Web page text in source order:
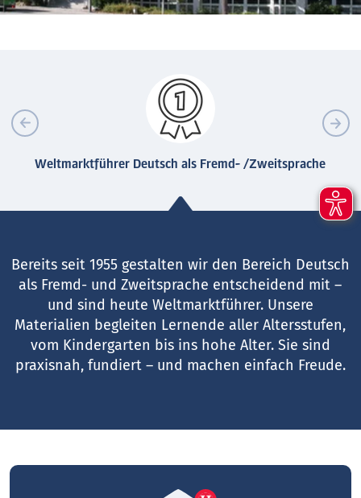
Weltmarktführer Deutsch als Fremd- /Zweitsprache
Bereits seit 1955 gestalten wir den Bereich Deutsch
als Fremd- und Zweitsprache entscheidend mit –
und sind heute Weltmarktführer. Unsere
Materialien begleiten Lernende aller Altersstufen,
vom Kindergarten bis ins hohe Alter. Sie sind
praxisnah, fundiert – und machen einfach Freude.